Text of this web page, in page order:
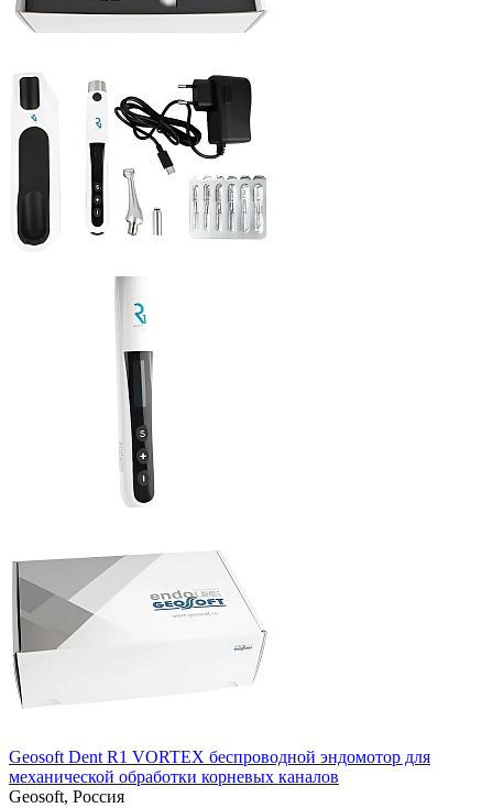
Geosoft Dent R1 VORTEX беспроводной эндомотор для
механической обработки корневых каналов
Geosoft, Россия